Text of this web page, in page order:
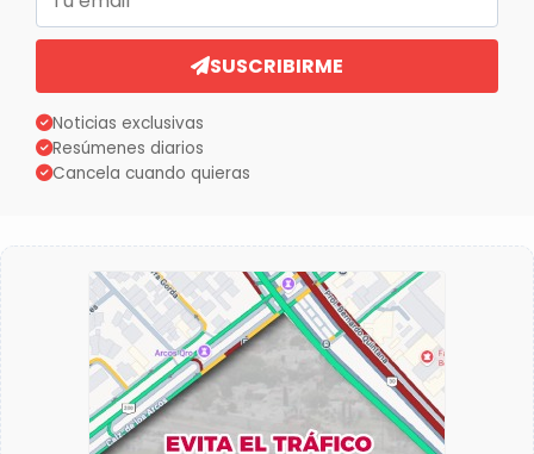
SUSCRIBIRME
Noticias exclusivas
Resúmenes diarios
Cancela cuando quieras